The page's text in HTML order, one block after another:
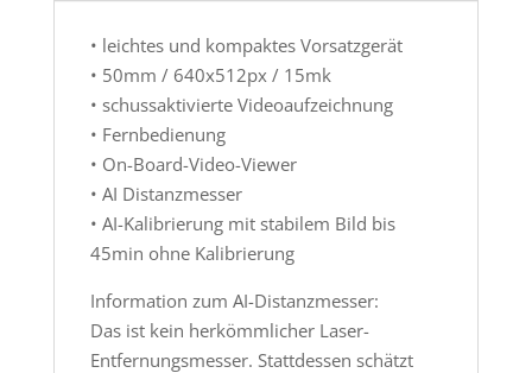
• leichtes und kompaktes Vorsatzgerät
• 50mm / 640x512px / 15mk
• schussaktivierte Videoaufzeichnung
• Fernbedienung
• On-Board-Video-Viewer
• AI Distanzmesser
• AI-Kalibrierung mit stabilem Bild bis
45min ohne Kalibrierung
Information zum AI-Distanzmesser:
Das ist kein herkömmlicher Laser-
Entfernungsmesser. Stattdessen schätzt